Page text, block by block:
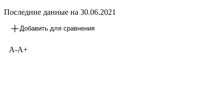
Последние данные на 30.06.2021
Добавить для сравнения